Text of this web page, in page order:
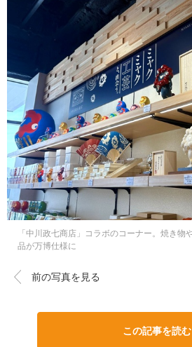
「中川政七商店」コラボのコーナー。焼き物
品が万博仕様に
前の写真を見る
この記事を読む